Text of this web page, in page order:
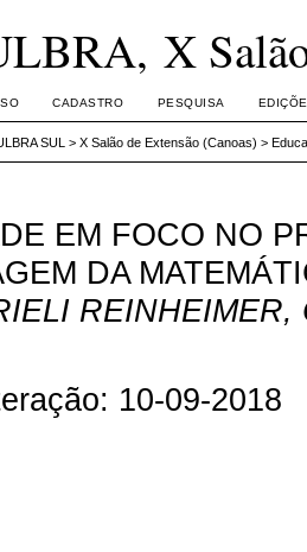
X
CADASTRO PESQUISA
SUL > X Salão de Extensão (Canoas) >
EM FOCO NO
DA
10-09-2018